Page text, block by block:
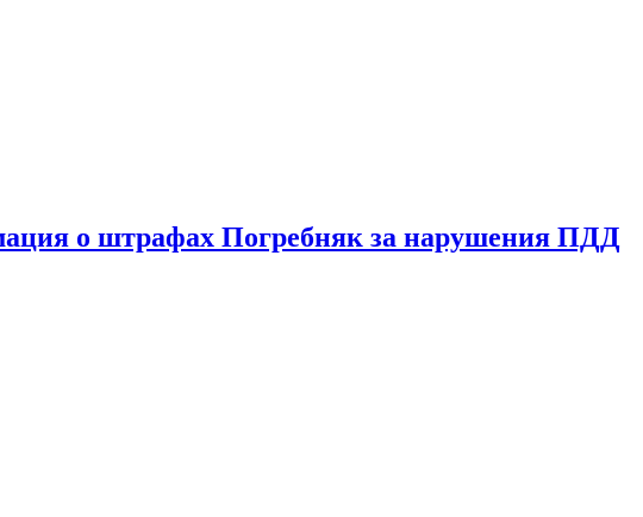
о штрафах Погребняк за нарушения ПДД